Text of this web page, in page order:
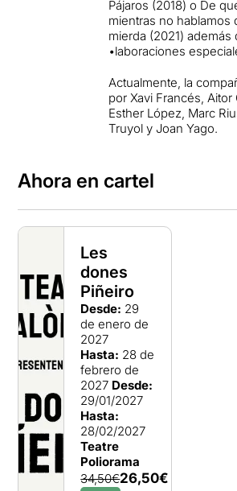
Pájaros (2018) o De
mientras no hablamos
mierda (2021) además
•laboraciones
Actualmente, la
por Xavi Francés,
Esther López, Marc
Truyol y Joan Yago.
Ahora en cartel
Les
dones
Piñeiro
Desde: 29
de enero de
2027
Hasta: 28 de
febrero de
2027 Desde:
29/01/2027
Hasta:
28/02/2027
Teatre
Poliorama
34,50€26,50€